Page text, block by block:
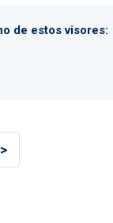
de estos visores:
>